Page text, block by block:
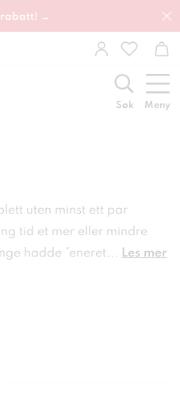
rabatt! →
Søk Meny
uten minst ett par
tid et mer eller mindre
hadde ”eneret... Les mer